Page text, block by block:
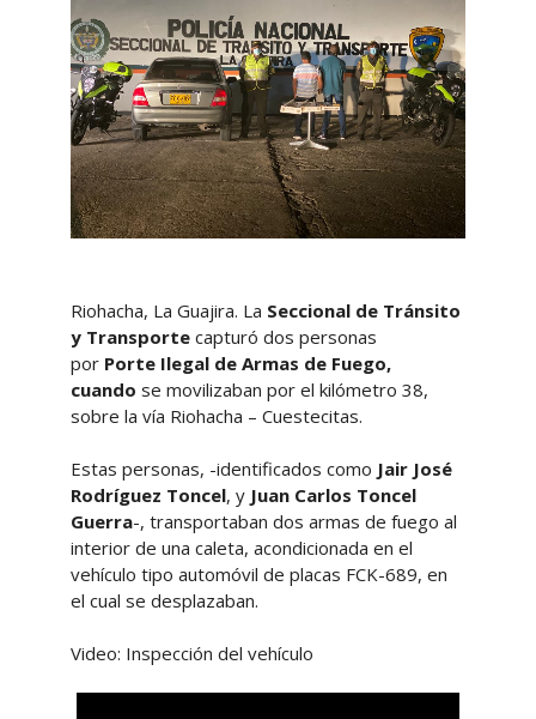
Riohacha, La Guajira. La Seccional de Tránsito
y Transportecapturó dos personas
por Porte Ilegal de Armas de Fuego,
cuando se movilizaban por el kilómetro 38,
sobre la vía Riohacha – Cuestecitas.
Estas personas, -identificados como Jair José
Rodríguez Toncel, y Juan Carlos Toncel
Guerra-, transportaban dos armas de fuego al
interior de una caleta, acondicionada en el
vehículo tipo automóvil de placas FCK-689, en
el cual se desplazaban.
Video: Inspección del vehículo